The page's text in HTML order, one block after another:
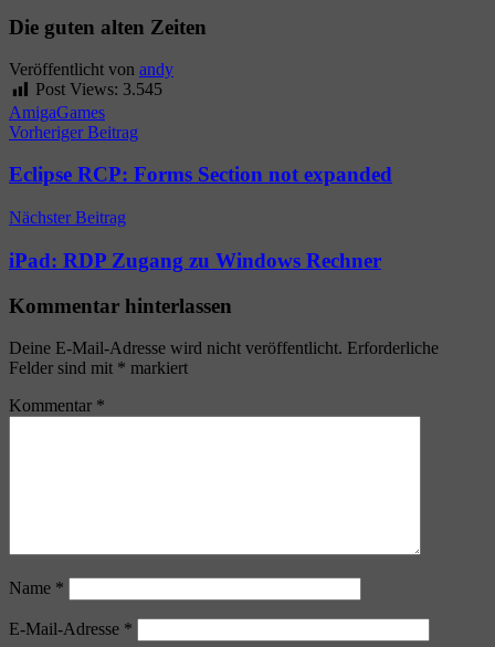
Die guten alten Zeiten
Veröffentlicht von andy
Post Views: 3.545
AmigaGames
Beitragsnavigation
Vorheriger Beitrag
Eclipse RCP: Forms Section not expanded
Nächster Beitrag
iPad: RDP Zugang zu Windows Rechner
Kommentar hinterlassen
Deine E-Mail-Adresse wird nicht veröffentlicht. Erforderliche
Felder sind mit * markiert
Kommentar *
Name *
E-Mail-Adresse *